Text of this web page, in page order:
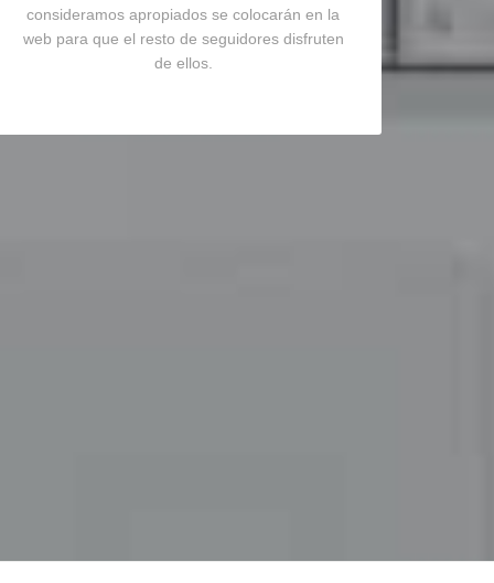
consideramos apropiados se colocarán en la
web para que el resto de seguidores disfruten
de ellos.